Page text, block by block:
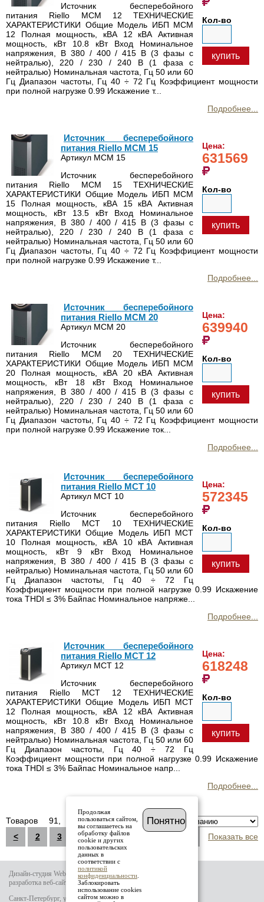
Кол-во
купить
Источник бесперебойного
питания Riello MCM 12 ТЕХНИЧЕСКИЕ
ХАРАКТЕРИСТИКИ Общие Модель ИБП MCM
12 Полная мощность, кВА 12 кВА Активная
мощность, кВт 10.8 кВт Вход Номинальное
напряжения, В 380 / 400 / 415 В (3 фазы с
нейтралью), 220 / 230 / 240 В (1 фаза с
нейтралью) Номинальная частота, Гц 50 или 60
Гц Диапазон частоты, Гц 40 ÷ 72 Гц Коэффициент мощности
при полной нагрузке 0.99 Искажение т...
Подробнее...
Цена:
631569
Кол-во
купить
Источник бесперебойного
питания Riello MCM 15
Артикул MCM 15
Источник бесперебойного
питания Riello MCM 15 ТЕХНИЧЕСКИЕ
ХАРАКТЕРИСТИКИ Общие Модель ИБП MCM
15 Полная мощность, кВА 15 кВА Активная
мощность, кВт 13.5 кВт Вход Номинальное
напряжения, В 380 / 400 / 415 В (3 фазы с
нейтралью), 220 / 230 / 240 В (1 фаза с
нейтралью) Номинальная частота, Гц 50 или 60
Гц Диапазон частоты, Гц 40 ÷ 72 Гц Коэффициент мощности
при полной нагрузке 0.99 Искажение т...
Подробнее...
Цена:
639940
Кол-во
купить
Источник бесперебойного
питания Riello MCM 20
Артикул MCM 20
Источник бесперебойного
питания Riello MCM 20 ТЕХНИЧЕСКИЕ
ХАРАКТЕРИСТИКИ Общие Модель ИБП MCM
20 Полная мощность, кВА 20 кВА Активная
мощность, кВт 18 кВт Вход Номинальное
напряжения, В 380 / 400 / 415 В (3 фазы с
нейтралью), 220 / 230 / 240 В (1 фаза с
нейтралью) Номинальная частота, Гц 50 или 60
Гц Диапазон частоты, Гц 40 ÷ 72 Гц Коэффициент мощности
при полной нагрузке 0.99 Искажение ток...
Подробнее...
Цена:
572345
Кол-во
купить
Источник бесперебойного
питания Riello MCT 10
Артикул MCT 10
Источник бесперебойного
питания Riello MCT 10 ТЕХНИЧЕСКИЕ
ХАРАКТЕРИСТИКИ Общие Модель ИБП MCT
10 Полная мощность, кВА 10 кВА Активная
мощность, кВт 9 кВт Вход Номинальное
напряжения, В 380 / 400 / 415 В (3 фазы с
нейтралью) Номинальная частота, Гц 50 или 60
Гц Диапазон частоты, Гц 40 ÷ 72 Гц
Коэффициент мощности при полной нагрузке 0.99 Искажение
тока THDI ≤ 3% Байпас Номинальное напряже...
Подробнее...
Цена:
618248
Кол-во
купить
Источник бесперебойного
питания Riello MCT 12
Артикул MCT 12
Источник бесперебойного
питания Riello MCT 12 ТЕХНИЧЕСКИЕ
ХАРАКТЕРИСТИКИ Общие Модель ИБП MCT
12 Полная мощность, кВА 12 кВА Активная
мощность, кВт 10.8 кВт Вход Номинальное
напряжения, В 380 / 400 / 415 В (3 фазы с
нейтралью) Номинальная частота, Гц 50 или 60
Гц Диапазон частоты, Гц 40 ÷ 72 Гц
Коэффициент мощности при полной нагрузке 0.99 Искажение
тока THDI ≤ 3% Байпас Номинальное напр...
Подробнее...
Сортировка по:
Товаров 91, Страницы
<
2 3 4 5 6 Показать все
Дизайн-студия Website-it
разработка веб-сайта
Санкт-Петербург, ул.Тамбовская д.69 лит.Б
Продолжая
пользоваться сайтом,
вы соглашаетесь на
обработку файлов
cookie и других
пользовательских
данных в
соответствии с
политикой
конфиденциальности
Заблокировать
использование cookies
сайтом можно в
Понятно